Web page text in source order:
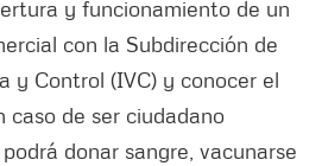
y funcionamiento de un
con la Subdirección de
y Control (IVC) y conocer el
caso de ser ciudadano
donar sangre, vacunarse